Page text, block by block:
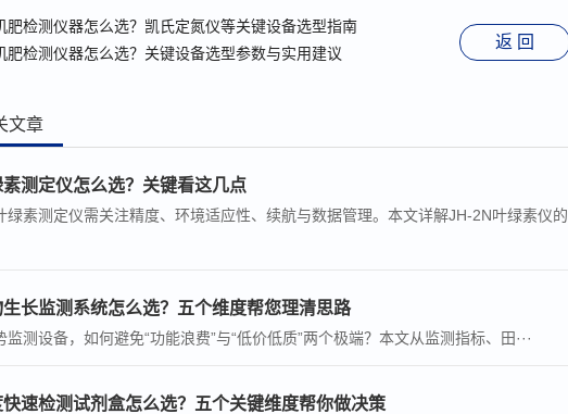
肥检测仪器怎么选？凯氏定氮仪等关键设备选型指南
肥检测仪器怎么选？关键设备选型参数与实用建议
返 回
文章
测定仪怎么选？关键看这几点
绿素测定仪需关注精度、环境适应性、续航与数据管理。本文详解JH-2N叶绿素仪的
长监测系统怎么选？五个维度帮您理清思路
测设备，如何避免“功能浪费”与“低价低质”两个极端？本文从监测指标、田···
速检测试剂盒怎么选？五个关键维度帮你做决策